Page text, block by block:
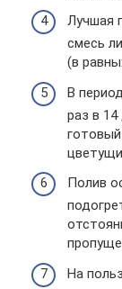
Лучшая
смесь
(в
В
раз в
Полив
На